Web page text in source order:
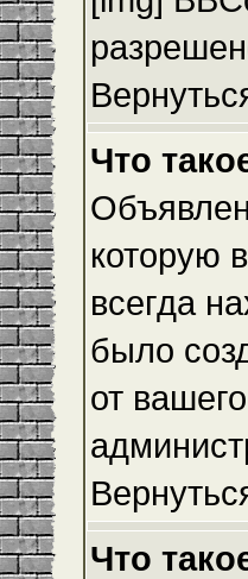
Что
которую
всегда
было
от
Что